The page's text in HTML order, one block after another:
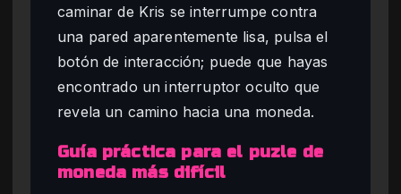
caminar de Kris se interrumpe contra
una pared aparentemente lisa, pulsa el
botón de interacción; puede que hayas
encontrado un interruptor oculto que
revela un camino hacia una moneda.
Guía práctica para el puzle de
moneda más difícil